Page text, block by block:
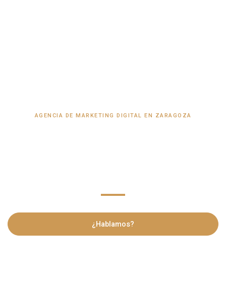
AGENCIA DE MARKETING DIGITAL EN ZARAGOZA
¿Hablamos?